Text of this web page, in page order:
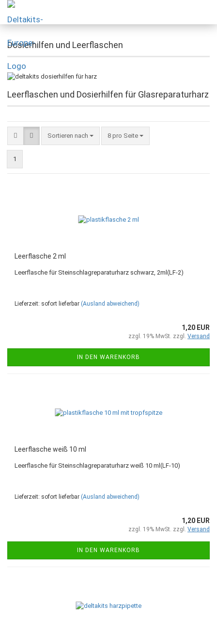
Dosierhilfen und Leerflaschen
Leerflaschen und Dosierhilfen für Glasreparaturharz
Sortieren nach 8 pro Seite
1
Leerflasche 2 ml
Leerflasche für Steinschlagreparaturharz schwarz, 2ml(LF-2)
Lieferzeit: sofort lieferbar (Ausland abweichend)
1,20 EUR
zzgl. 19% MwSt. zzgl. Versand
IN DEN WARENKORB
Leerflasche weiß 10 ml
Leerflasche für Steinschlagreparaturharz weiß 10 ml(LF-10)
Lieferzeit: sofort lieferbar (Ausland abweichend)
1,20 EUR
zzgl. 19% MwSt. zzgl. Versand
IN DEN WARENKORB